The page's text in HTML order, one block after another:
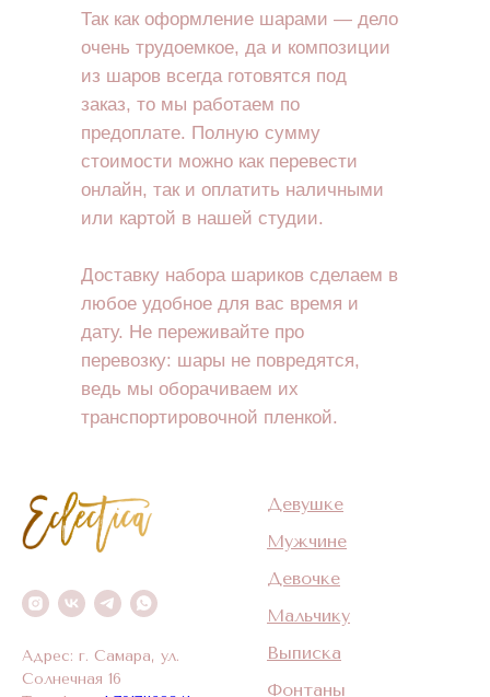
Так как оформление шарами — дело
очень трудоемкое, да и композиции
из шаров всегда готовятся под
заказ, то мы работаем по
предоплате. Полную сумму
стоимости можно как перевести
онлайн, так и оплатить наличными
или картой в нашей студии.
Доставку набора шариков сделаем в
любое удобное для вас время и
дату. Не переживайте про
перевозку: шары не повредятся,
ведь мы оборачиваем их
транспортировочной пленкой.
Адрес: г. Самара, ул.
Солнечная 16
Девушке
Мужчине
Девочке
Мальчику
Выписка
Фонтаны